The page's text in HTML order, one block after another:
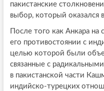
пакистанские
выбор, который оказался
После того как Анкара
его противостоянии с
целью которой были
связанные с
в пакистанской части
индийско-турецких